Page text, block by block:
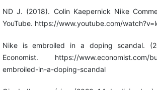
ND J. (2018). Colin Kaepernick Nike
YouTube. https://www.youtube.com/
Nike is embroiled in a doping scandal.
Economist. https://www.economist.com/
embroiled-in-a-doping-scandal